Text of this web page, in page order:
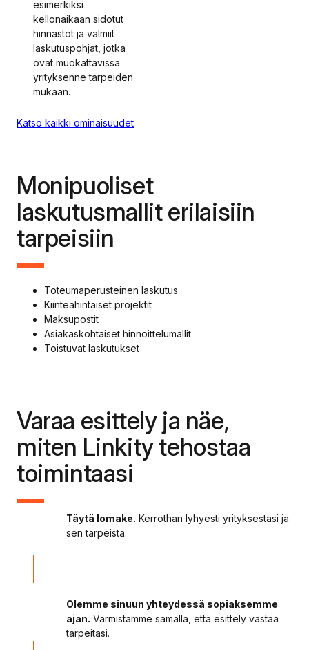
esimerkiksi
kellonaikaan sidotut
hinnastot ja valmiit
laskutuspohjat, jotka
ovat muokattavissa
yrityksenne tarpeiden
mukaan.
Katso kaikki ominaisuudet
Monipuoliset
laskutusmallit erilaisiin
tarpeisiin
Toteumaperusteinen laskutus
Kiinteähintaiset projektit
Maksupostit
Asiakaskohtaiset hinnoittelumallit
Toistuvat laskutukset
Varaa esittely ja näe,
miten Linkity tehostaa
toimintaasi
Täytä lomake. Kerrothan lyhyesti yrityksestäsi ja
sen tarpeista.
Olemme sinuun yhteydessä sopiaksemme
ajan. Varmistamme samalla, että esittely vastaa
tarpeitasi.